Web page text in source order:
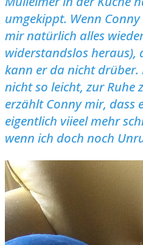
umgekippt. Wenn
mir natürlich alles
widerstandslos heraus),
kann er da nicht drüber.
nicht so leicht, zur Ruhe
erzählt Conny mir, dass
eigentlich viieel mehr
wenn ich doch noch